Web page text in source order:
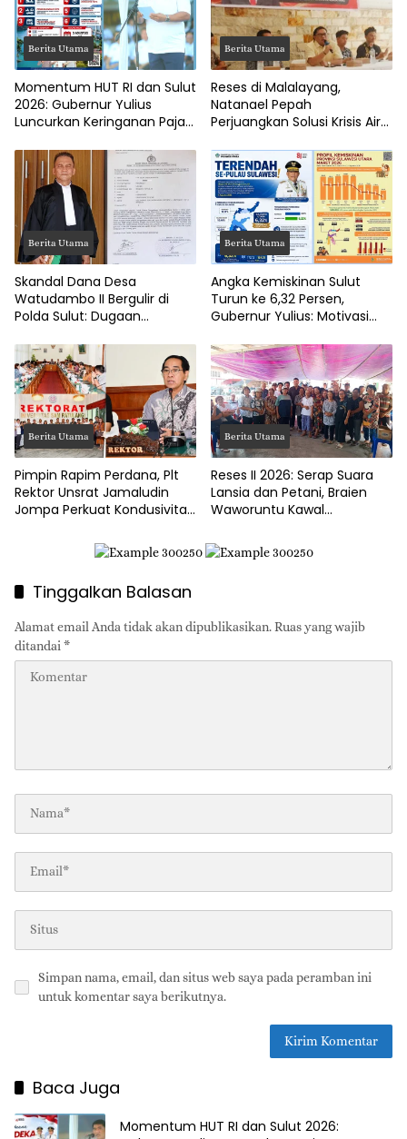
Berita Utama
Momentum HUT RI dan Sulut
2026: Gubernur Yulius
Luncurkan Keringanan Pajak
Berita Utama
Reses di Malalayang,
Natanael Pepah
Perjuangkan Solusi Krisis Air
DPRD Manado
Berita Utama
Skandal Dana Desa
Watudambo II Bergulir di
Polda Sulut: Dugaan
Hingga Jalan Tani Rp214
Juta
Berita Utama
Angka Kemiskinan Sulut
Turun ke 6,32 Persen,
Gubernur Yulius: Motivasi
Berita Utama
Pimpin Rapim Perdana, Plt
Rektor Unsrat Jamaludin
Jompa Perkuat Kondusivitas
Berita Utama
Reses II 2026: Serap Suara
Lansia dan Petani, Braien
Waworuntu Kawal
Tinggalkan Balasan
Alamat email Anda tidak akan dipublikasikan.Ruas yang wajib
ditandai *
Simpan nama, email, dan situs web saya pada peramban ini
untuk komentar saya berikutnya.
Baca Juga
Momentum HUT RI dan Sulut 2026: